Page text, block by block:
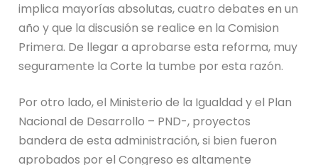
implica mayorías absolutas, cuatro debates en un
año y que la discusión se realice en la Comision
Primera. De llegar a aprobarse esta reforma, muy
seguramente la Corte la tumbe por esta razón.
Por otro lado, el Ministerio de la Igualdad y el Plan
Nacional de Desarrollo – PND-, proyectos
bandera de esta administración, si bien fueron
aprobados por el Congreso es altamente